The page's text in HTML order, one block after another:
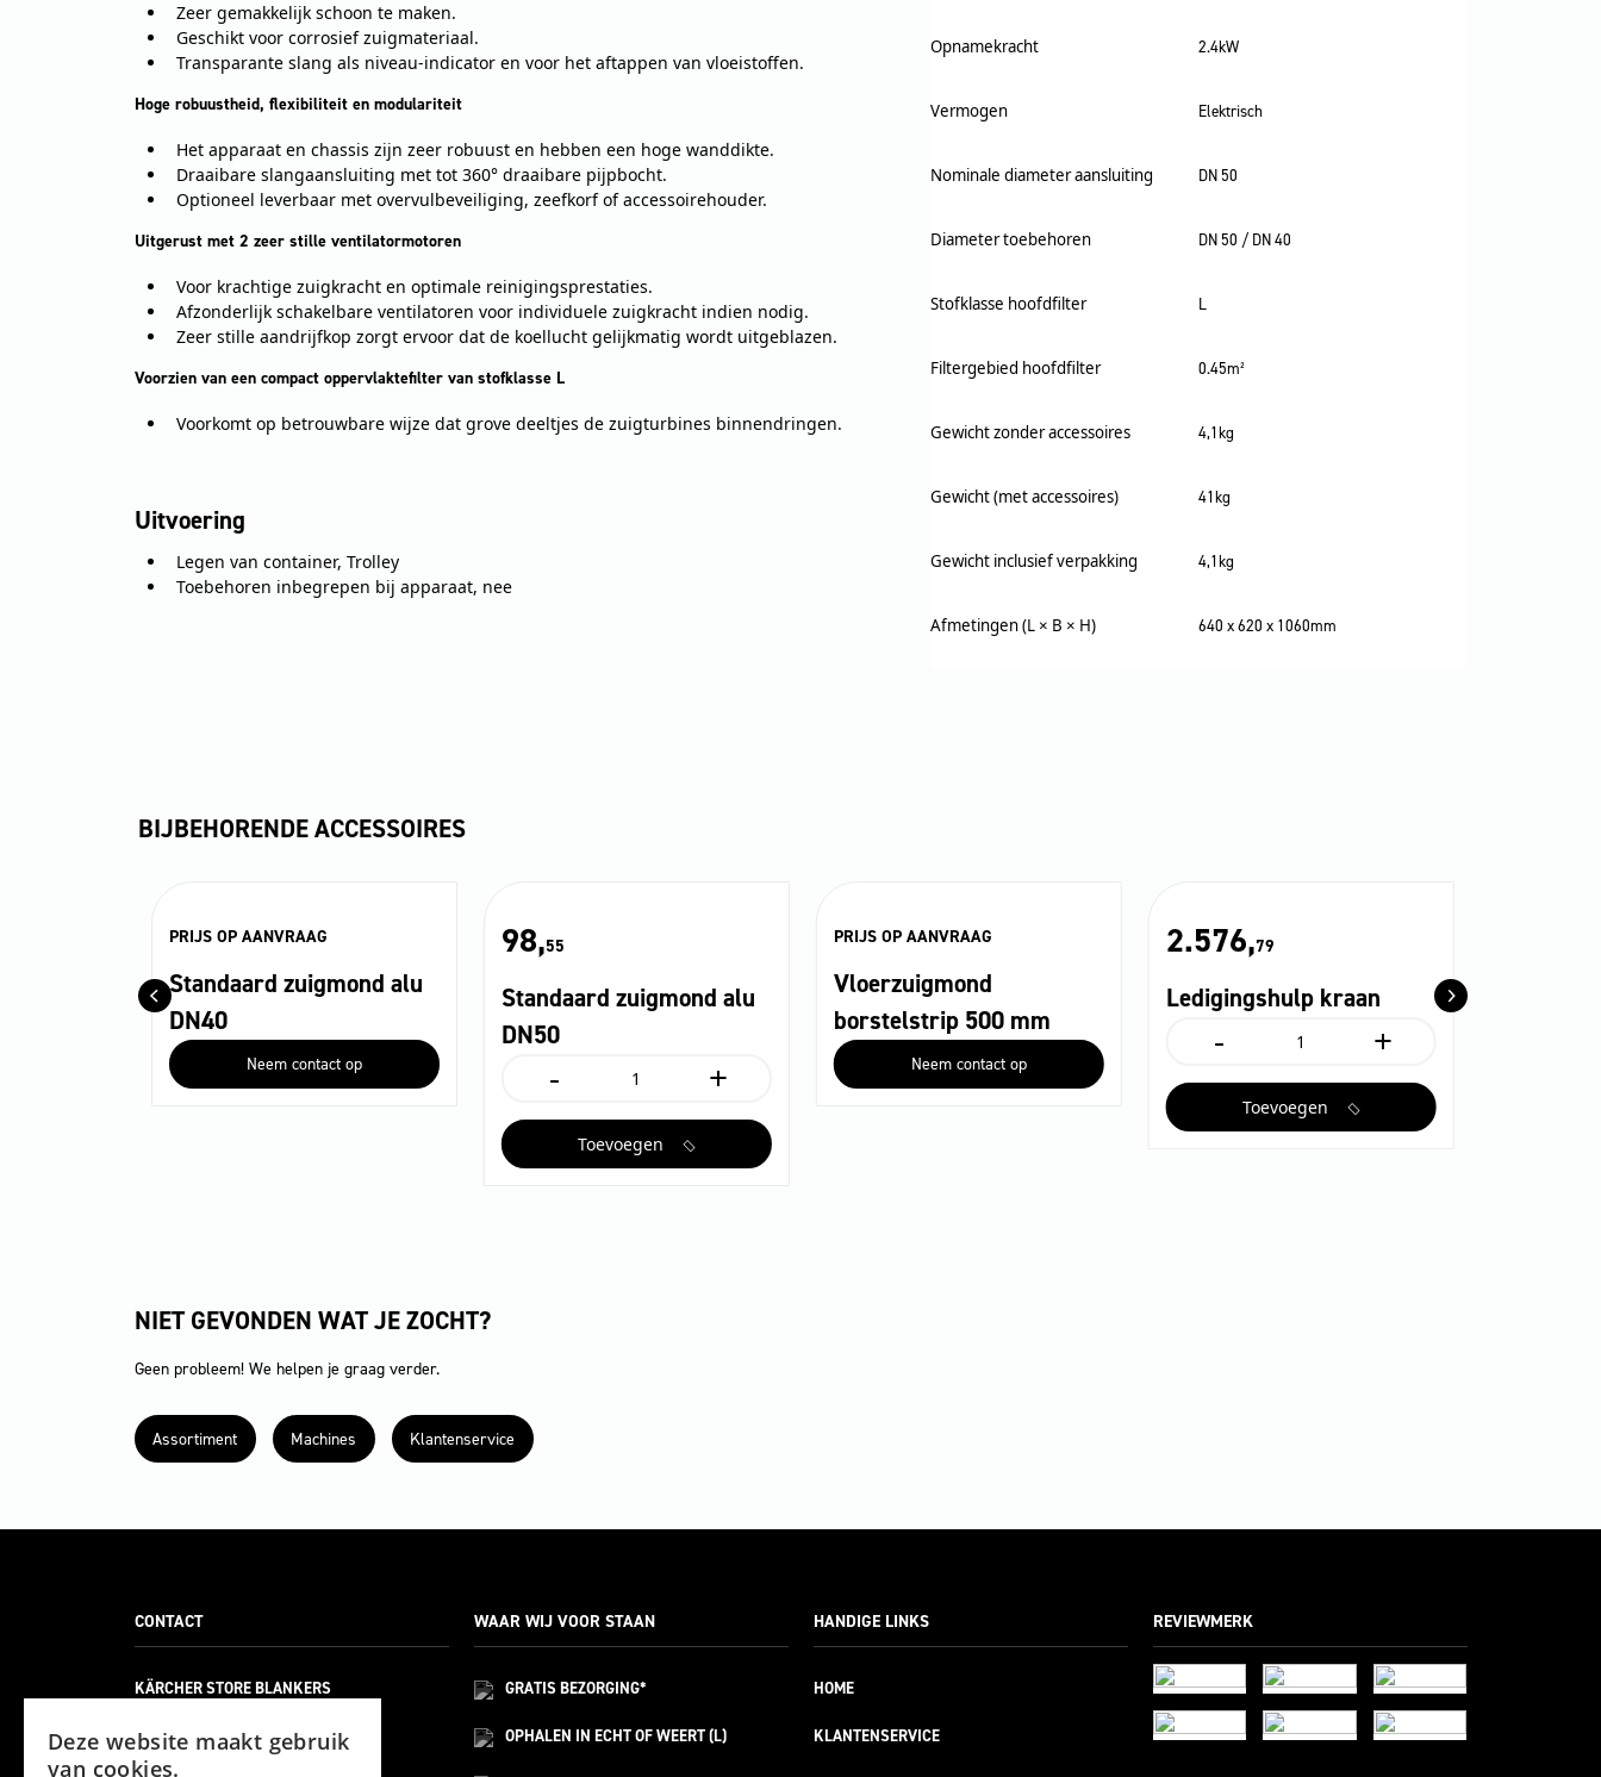
Zeer gemakkelijk schoon te maken.
Geschikt voor corrosief zuigmateriaal.
Transparante slang als niveau-indicator en voor het aftappen van vloeistoffen.
Hoge robuustheid, flexibiliteit en modulariteit
Het apparaat en chassis zijn zeer robuust en hebben een hoge wanddikte.
Draaibare slangaansluiting met tot 360° draaibare pijpbocht.
Optioneel leverbaar met overvulbeveiliging, zeefkorf of accessoirehouder.
Uitgerust met 2 zeer stille ventilatormotoren
Voor krachtige zuigkracht en optimale reinigingsprestaties.
Afzonderlijk schakelbare ventilatoren voor individuele zuigkracht indien nodig.
Zeer stille aandrijfkop zorgt ervoor dat de koellucht gelijkmatig wordt uitgeblazen.
Voorzien van een compact oppervlaktefilter van stofklasse L
Voorkomt op betrouwbare wijze dat grove deeltjes de zuigturbines binnendringen.
Uitvoering
Legen van container, Trolley
Toebehoren inbegrepen bij apparaat, nee
Opnamekracht 2.4kW
Vermogen Elektrisch
Nominale diameter aansluiting DN 50
Diameter toebehoren DN 50 / DN 40
Stofklasse hoofdfilter L
Filtergebied hoofdfilter 0.45m²
Gewicht zonder accessoires 4,1kg
Gewicht (met accessoires) 41kg
Gewicht inclusief verpakking 4,1kg
Afmetingen (L × B × H) 640 x 620 x 1060mm
BIJBEHORENDE ACCESSOIRES
PRIJS OP AANVRAAG
Standaard zuigmond alu
DN40
Neem contact op
98,55
Standaard zuigmond alu
DN50
-
Standaard
alu
aantal
+
Toevoegen
PRIJS OP AANVRAAG
Vloerzuigmond
borstelstrip 500 mm
Neem contact op
2.576,79
Ledigingshulp kraan
-
Ledigingshulp
aantal
+
Toevoegen
NIET GEVONDEN WAT JE ZOCHT?
Geen probleem! We helpen je graag verder.
Assortiment Machines Klantenservice
CONTACT
KÄRCHER STORE BLANKERS
6101 XA
ECHT
WAAR WIJ VOOR STAAN
GRATISBEZORGING*
OPHALEN IN ECHT OF WEERT (L)
HANDIGE LINKS
HOME
KLANTENSERVICE
REVIEWMERK
Deze website maakt gebruik
van cookies.